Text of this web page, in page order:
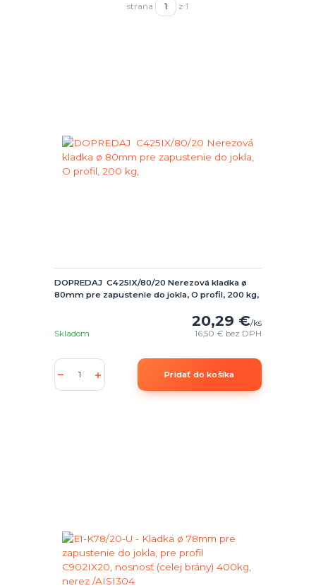
strana z 1
DOPREDAJ C425IX/80/20 Nerezová kladka ø
80mm pre zapustenie do jokla, O profil, 200 kg,
20,29 €/ks
16,50 € bez DPH
Skladom
Pridať do košíka